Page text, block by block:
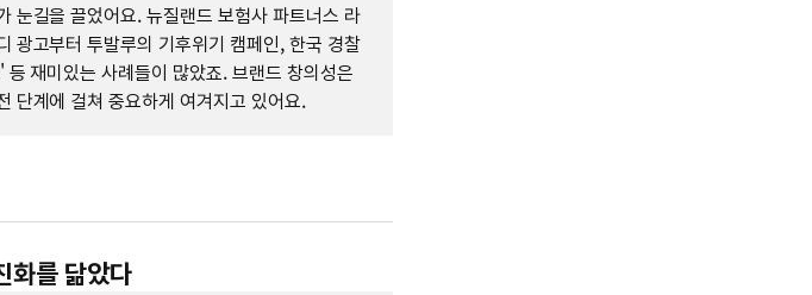
눈길을 끌었어요. 뉴질랜드 보험사 파트너스 라
광고부터 투발루의 기후위기 캠페인, 한국 경찰
재미있는 사례들이 많았죠. 브랜드 창의성은
단계에 걸쳐 중요하게 여겨지고 있어요.
화를 닮았다